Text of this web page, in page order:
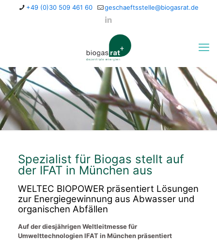
+49 (0)30 509 461 60 geschaeftsstelle@biogasrat.de
Spezialist für Biogas stellt auf
der IFAT in München aus
WELTEC BIOPOWER präsentiert Lösungen
zur Energiegewinnung aus Abwasser und
organischen Abfällen
Auf der diesjährigen Weltleitmesse für
Umwelttechnologien IFAT in München präsentiert